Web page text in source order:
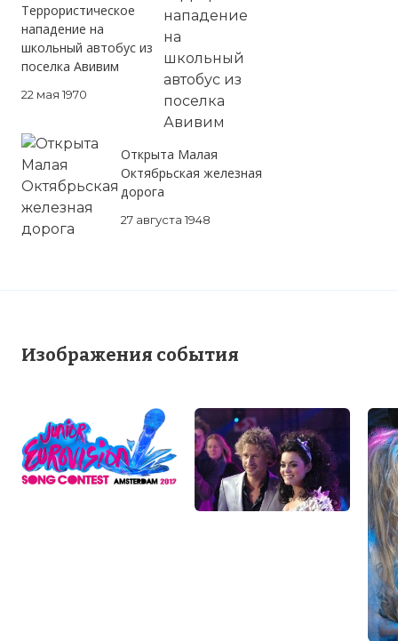
Террористическое
нападение на
школьный автобус из
поселка Авивим
22 мая 1970
Открыта Малая
Октябрьская железная
дорога
27 августа 1948
Изображения события